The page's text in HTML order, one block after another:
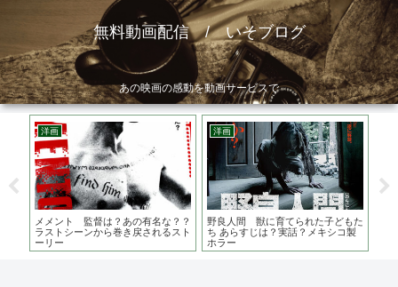
無料動画配信 / いそブログ
あの映画の感動を動画サービスで
洋画
メメント 監督は？あの有名な？？
ラストシーンから巻き戻されるスト
ーリー
洋画
野良人間 獣に育てられた子どもた
ち あらすじは？実話？メキシコ製
ホラー